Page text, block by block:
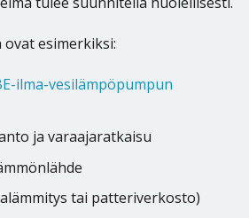
esimerkiksi:
ilma-vesilämpöpumpun
ja varaajaratkaisu
tai patteriverkosto)